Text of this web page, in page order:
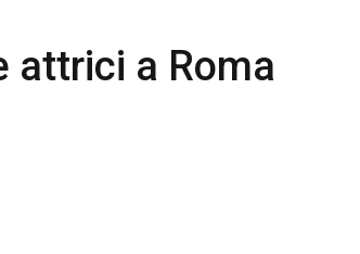
attrici a Roma